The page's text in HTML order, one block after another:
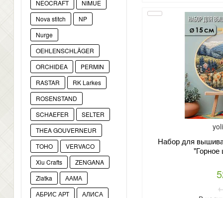
NEOCRAFT
NIMUE
Nova stitch
NP
Nurge
OEHLENSCHLÄGER
ORCHIDEA
PERMIN
RASTAR
RK Larkes
ROSENSTAND
SCHAEFER
SELTER
THEA GOUVERNEUR
TOHO
VERVACO
Xiu Crafts
ZENGANA
Zlatka
ААМА
АБРИС АРТ
АЛИСА
Набор для
"Горное
1